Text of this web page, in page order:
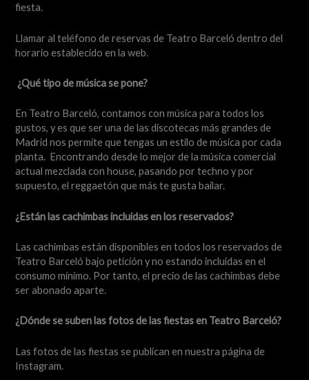
fiesta.
Llamar al teléfono de reservas de Teatro Barceló dentro del
horario establecido en la web.
¿Qué tipo de música se pone?
En Teatro Barceló, contamos con música para todos los
gustos, y es que ser una de las discotecas más grandes de
Madrid nos permite que tengas un estilo de música por cada
planta. Encontrando desde lo mejor de la música comercial
actual mezclada con house, pasando por techno y por
supuesto, el reggaetón que más te gusta bailar.
¿Están las cachimbas incluidas en los reservados?
Las cachimbas están disponibles en todos los reservados de
Teatro Barceló bajo petición y no estando incluidas en el
consumo mínimo. Por tanto, el precio de las cachimbas debe
ser abonado aparte.
¿Dónde se suben las fotos de las fiestas en Teatro Barceló?
Las fotos de las fiestas se publican en nuestra página de
Instagram.